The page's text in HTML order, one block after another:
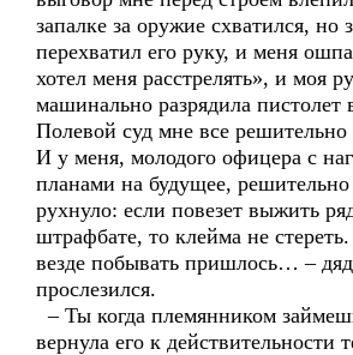
запалке за оружие схватился, но
перехватил его руку, и меня
хотел меня расстрелять», и моя
машинально разрядила пистолет
Полевой суд мне все
И у меня, молодого офицера с
планами на будущее, решительно
рухнуло: если повезет выжить
штрафбате, то клейма не
везде побывать пришлось… –
прослезился.
– Ты когда племянником
вернула его к действительности